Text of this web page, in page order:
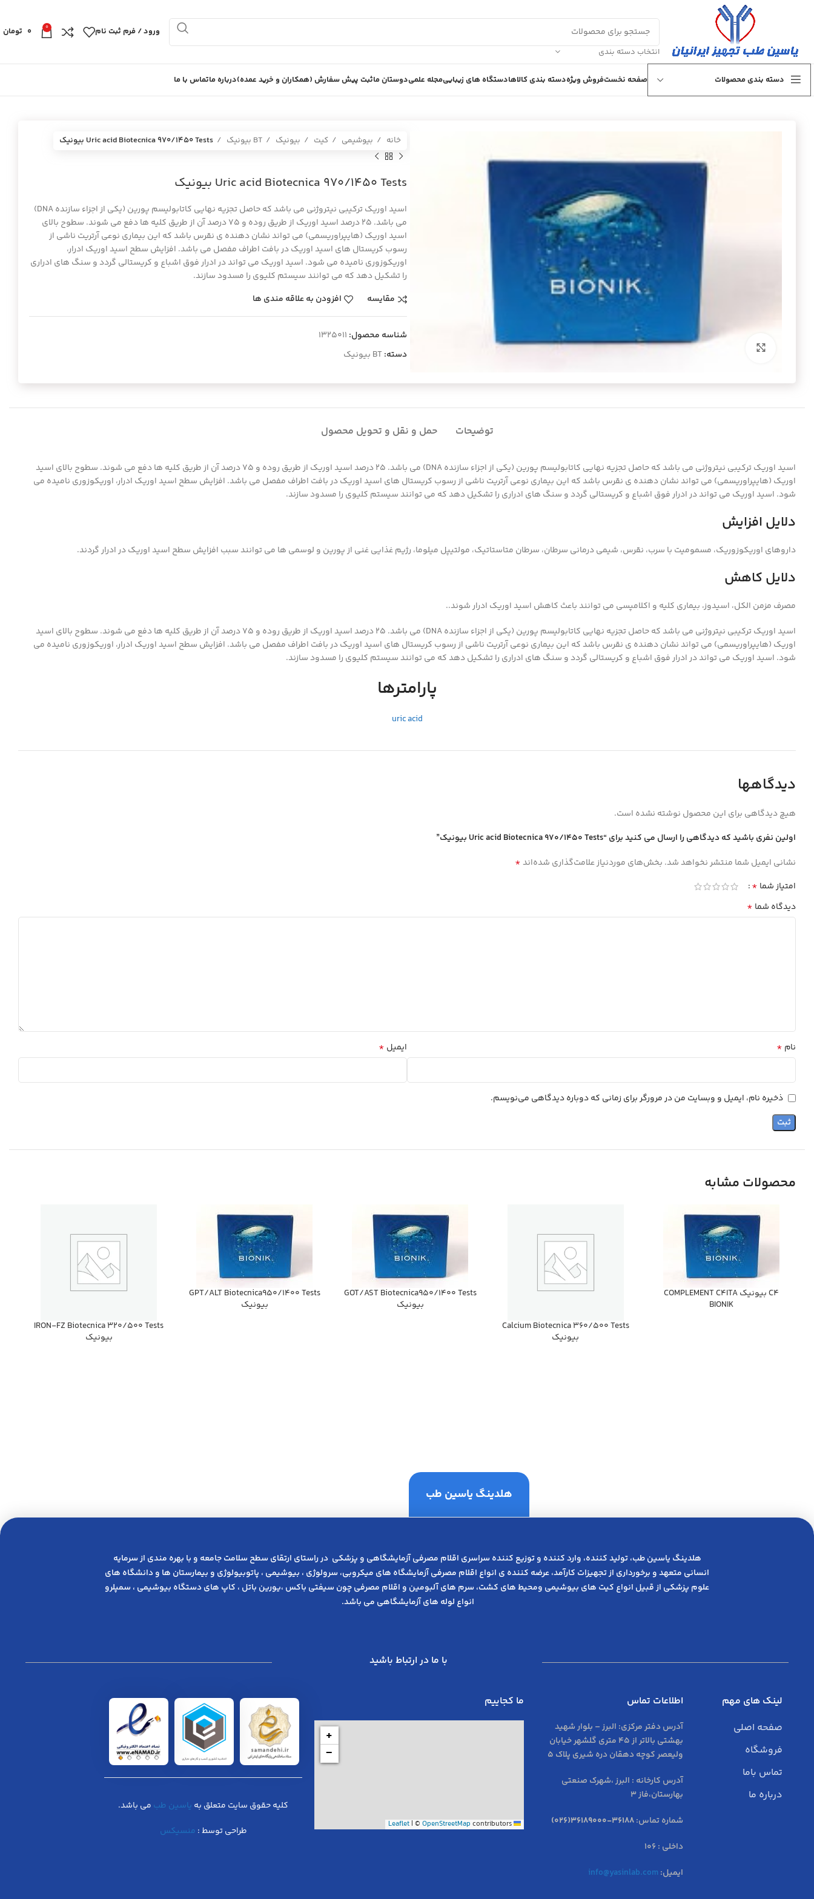
انتخاب دسته بندی
ورود / فرم ثبت نام 0
0 تومان
دسته بندی محصولات صفحه نخستفروش ویژهدسته بندی کالاهادستگاه های زیباییمجله علمیدوستان ماثبت پیش سفارش (همکاران و خرید عمده)درباره ماتماس با ما
برای بزرگنمایی کلیک کنید
خانه بیوشیمی کیت بیونیک BT بیونیک Uric acid Biotecnica 970/1450 Tests بيونيك
Uric acid Biotecnica 970/1450 Tests بيونيك
اسید اوریک ترکیبی نیتروژنی می باشد که حاصل تجزیه نهایی کاتابولیسم پورین (یکی از اجزاء سازنده DNA)
می باشد. 25 درصد اسید اوریک از طریق روده و 75 درصد آن از طریق کلیه ها دفع می شوند. سطوح بالای
اسید اوریک (هایپراوریسمی) می تواند نشان دهنده ی نقرس باشد که این بیماری نوعی آرتریت ناشی از
رسوب کریستال های اسید اوریک در بافت اطراف مفصل می باشد. افزایش سطح اسید اوریک ادرار،
اوریکوزوری نامیده می شود. اسید اوریک می تواند در ادرار فوق اشباع و کریستالی گردد و سنگ های ادراری
را تشکیل دهد که می توانند سیستم کلیوی را مسدود سازند.
مقایسه
افزودن به علاقه مندی ها
شناسه محصول: 1325011
دسته:BT بیونیک
توضیحات حمل و نقل و تحویل محصول
اسید اوریک ترکیبی نیتروژنی می باشد که حاصل تجزیه نهایی کاتابولیسم پورین (یکی از اجزاء سازنده DNA) می باشد. 25 درصد اسید اوریک از طریق روده و 75 درصد آن از طریق کلیه ها دفع می شوند. سطوح بالای اسید
اوریک (هایپراوریسمی) می تواند نشان دهنده ی نقرس باشد که این بیماری نوعی آرتریت ناشی از رسوب کریستال های اسید اوریک در بافت اطراف مفصل می باشد. افزایش سطح اسید اوریک ادرار، اوریکوزوری نامیده می
شود. اسید اوریک می تواند در ادرار فوق اشباع و کریستالی گردد و سنگ های ادراری را تشکیل دهد که می توانند سیستم کلیوی را مسدود سازند.
دلایل افزایش
داروهای اوریکوزوریک، مسمومیت با سرب، نقرس، شیمی درمانی سرطان، سرطان متاستاتیک، مولتیپل میلوما، رژیم غذایی غنی از پورین و لوسمی ها می توانند سبب افزایش سطح اسید اوریک در ادرار گردند.
دلایل کاهش
مصرف مزمن الکل، اسیدوز، بیماری کلیه و اکلامپسی می توانند باعث کاهش اسید اوریک ادرار شوند..
اسید اوریک ترکیبی نیتروژنی می باشد که حاصل تجزیه نهایی کاتابولیسم پورین (یکی از اجزاء سازنده DNA) می باشد. 25 درصد اسید اوریک از طریق روده و 75 درصد آن از طریق کلیه ها دفع می شوند. سطوح بالای اسید
اوریک (هایپراوریسمی) می تواند نشان دهنده ی نقرس باشد که این بیماری نوعی آرتریت ناشی از رسوب کریستال های اسید اوریک در بافت اطراف مفصل می باشد. افزایش سطح اسید اوریک ادرار، اوریکوزوری نامیده می
شود. اسید اوریک می تواند در ادرار فوق اشباع و کریستالی گردد و سنگ های ادراری را تشکیل دهد که می توانند سیستم کلیوی را مسدود سازند.
پارامترها
uric acid
دیدگاهها
هیچ دیدگاهی برای این محصول نوشته نشده است.
اولین نفری باشید که دیدگاهی را ارسال می کنید برای “Uric acid Biotecnica 970/1450 Tests بيونيك”
نشانی ایمیل شما منتشر نخواهد شد. بخش‌های موردنیاز علامت‌گذاری شده‌اند*
امتیاز شما *
دیدگاه شما *
نام * ایمیل *
ذخیره نام، ایمیل و وبسایت من در مرورگر برای زمانی که دوباره دیدگاهی می‌نویسم.
محصولات مشابه
C4 بيونيك COMPLEMENT C4ITA
BIONIK
Calcium Biotecnica 360/500 Tests
بيونيك
GOT/AST Biotecnica950/1400 Tests
بيونيك
GPT/ALT Biotecnica950/1400 Tests
بيونيك
IRON-FZ Biotecnica 320/500 Tests
بيونيك
هلدینگ یاسین طب
هلدینگ یاسین طب، تولید کننده، وارد کننده و توزیع کننده سراسری اقلام مصرفی آزمایشگاهی و پزشکی در راﺳﺘﺎی ارﺗﻘﺎی ﺳﻄﺢ ﺳﻼﻣﺖ ﺟﺎﻣﻌﻪ و ﺑﺎ ﺑﻬﺮه ﻣﻨﺪی از ﺳﺮﻣﺎﯾﻪ
انسانی متعهد و ﺑﺮﺧﻮرداری از ﺗﺠﻬﯿﺰات ﮐﺎرآﻣﺪ، عرضه کننده ی انواع اﻗﻼم مصرفی آزﻣﺎﯾﺸﮕﺎه های میکروبی، ﺳﺮوﻟﻮژی ، ﺑﯿﻮﺷﯿﻤﯽ ، پاتوبیولوژی و بیمارستان ها و دانشگاه های
علوم پزشکی از قبیل انواع کیت های بیوشیمی ومحیط های کشت، سرم های آلبومین و اقلام مصرفی چون سیفتی باکس ،یورین باتل ، کاپ های دستگاه بیوشیمی ، سمپلرو
انواع لوله های آزمایشگاهی می باشد.
با ما در ارتباط باشید
لینک های مهم
صفحه اصلی
فروشگاه
تماس باما
درباره ما
اطلاعات تماس
آدرس دفتر مرکزی: البرز – بلوار شهید
بهشتی بالاتر از 45 متری گلشهر خیابان
ولیعصر کوچه دهقان دره شیری پلاک 5
آدرس کارخانه : البرز ،شهرک صنعتی
بهارستان،فاز 3
شماره تماس:36188-36189000(026)
داخلی : 106
ایمیل: info@yasinlab.com
ما کجاییم
+
−
Leaflet
| © OpenStreetMap contributors
کلیه حقوق سایت متعلق به یاسین طب می باشد.
طراحی توسط : منسیکس